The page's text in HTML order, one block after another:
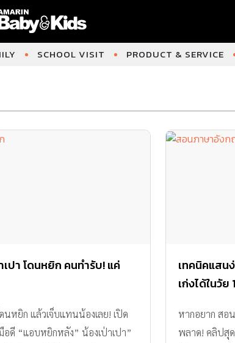
SCHOOL VISIT PRODUCT & SERVICE
เปา โดนหยิก คนทำรับ! แค่
นหยิก แล้วเจ็บแทนน้องเลย! เปิด
ดี “แอบหยิกหลัง” น้องเป่าเปา”
เทคนิคแสน
เก่งได้ในวัย
หากอยาก สอ
พลาด! คลิปสุด